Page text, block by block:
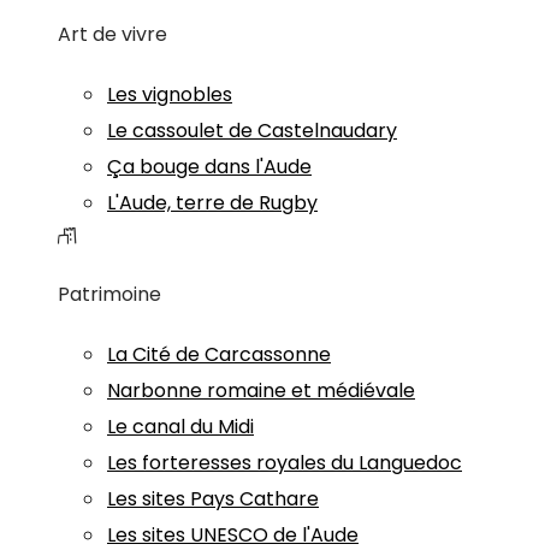
Art de vivre
Les vignobles
Le cassoulet de Castelnaudary
Ça bouge dans l'Aude
L'Aude, terre de Rugby
Patrimoine
La Cité de Carcassonne
Narbonne romaine et médiévale
Le canal du Midi
Les forteresses royales du Languedoc
Les sites Pays Cathare
Les sites UNESCO de l'Aude